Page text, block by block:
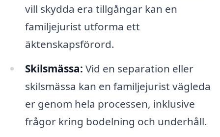
vill skydda era tillgångar kan en
familjejurist utforma ett
äktenskapsförord.
Skilsmässa: Vid en separation eller
skilsmässa kan en familjejurist vägleda
er genom hela processen, inklusive
frågor kring bodelning och underhåll.